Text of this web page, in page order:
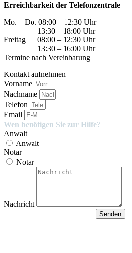
Erreichbarkeit der Telefonzentrale
Mo. – Do. 08:00 – 12:30 Uhr
13:30 – 18:00 Uhr
Freitag 08:00 – 12:30 Uhr
13:30 – 16:00 Uhr
Termine nach Vereinbarung
Kontakt aufnehmen
Vorname
Nachname
Telefon
Email
Wen benötigen Sie zur Hilfe?
Anwalt
Anwalt
Notar
Notar
Nachricht
Senden